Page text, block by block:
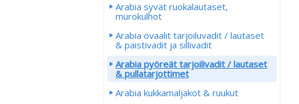
Arabia syvät ruokalautaset,
murokulhot
Arabia ovaalit tarjoiluvadit / lautaset
& paistivadit ja sillivadit
Arabia pyöreät tarjoilivadit / lautaset
& pullatarjottimet
Arabia kukkamaljakot & ruukut